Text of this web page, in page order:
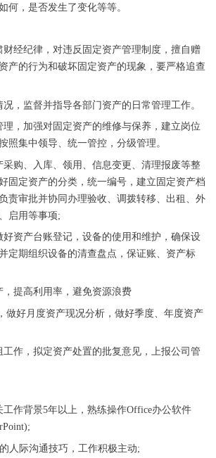
何，是否发生了变化等等。
财经纪律，对违反固定资产管理制度，擅自赠
产的行为和破坏固定资产的现象，要严格追查
，监督并指导各部门资产的日常管理工作。
，加强对固定资产的维修与保养，建立岗位
照集中领导、统一管控，分级管理。
采购、入库、领用、信息变更、清理报废等整
固定资产的分类，统一编号，建立固定资产档
责审批并协同办理验收、调拨转移、出租、外
启用等事项;
好资产台账登记，设备的使用和维护，确保设
定期组织设备的清查盘点，保证账、资产标
，提高利用率，避免资源浪费
做好月度资产现况分析，做好季度、年度资产
作，拟定资产处置的批复意见，上报公司管
工作背景5年以上，熟练操作Office办公软件
人际沟通技巧，工作积极主动;